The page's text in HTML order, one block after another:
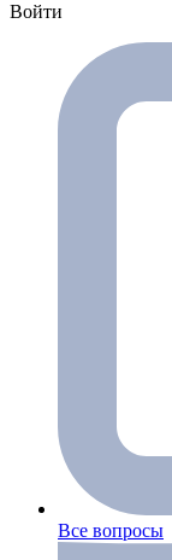
Войти
Все вопросы